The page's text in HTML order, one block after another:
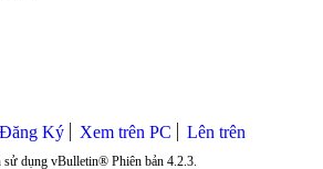
Đăng Ký Xem trên PC Lên trên
sử dụng vBulletin® Phiên bản 4.2.3.